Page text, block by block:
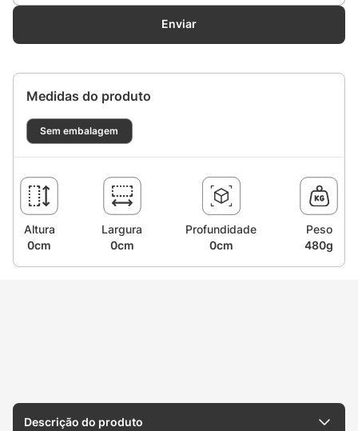
M22 Pino 14 | FW006434 | 7899831300716
M22 Pino 14 Com Tubo | FW007132 | 7899831300884
M22 Pino 15 | FW006435 | 7899831300723
realizar a compra.
Enviar
Medidas do produto
Sem embalagem
Altura
0cm
Largura
0cm
Profundidade
0cm
Peso
480g
Descrição do produto